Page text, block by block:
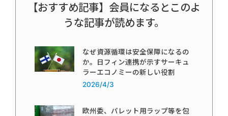
【おすすめ記事】会員になるとこのよ
うな記事が読めます。
なぜ資源循環は安全保障になるの
か。日フィン連携が示すサーキュ
ラーエコノミーの新しい役割
2026/4/3
欧州委、パレット用ラップ等を包